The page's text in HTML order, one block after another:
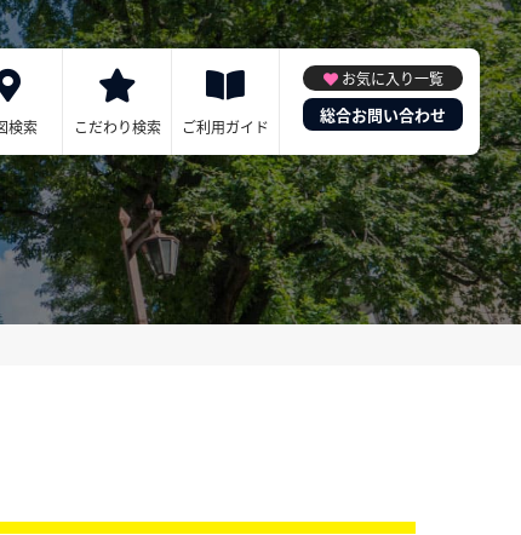
検索 こだわり検索 ご利用ガイド
お気に入り一覧
総合お問い合わせ